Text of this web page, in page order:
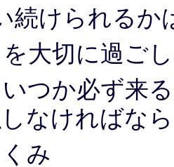
続けられるか
大切に過ご
つか必ず来
なければな
み